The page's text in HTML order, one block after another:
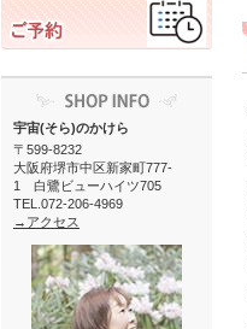
宇宙(そら)のかけら
〒599-8232
大阪府堺市中区新家町777-
1 白鷺ビューハイツ705
TEL.072-206-4969
→アクセス